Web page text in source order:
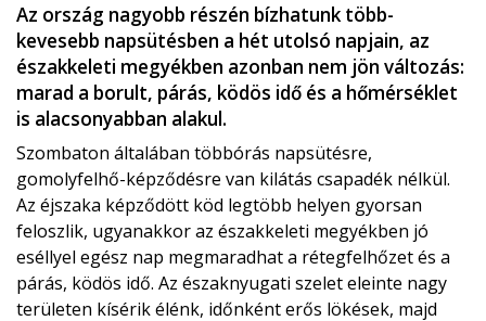
Az ország nagyobb részén bízhatunk több-
kevesebb napsütésben a hét utolsó napjain, az
északkeleti megyékben azonban nem jön változás:
marad a borult, párás, ködös idő és a hőmérséklet
is alacsonyabban alakul.
Szombaton általában többórás napsütésre,
gomolyfelhő-képződésre van kilátás csapadék nélkül.
Az éjszaka képződött köd legtöbb helyen gyorsan
feloszlik, ugyanakkor az északkeleti megyékben jó
eséllyel egész nap megmaradhat a rétegfelhőzet és a
párás, ködös idő. Az északnyugati szelet eleinte nagy
területen kísérik élénk, időnként erős lökések, majd